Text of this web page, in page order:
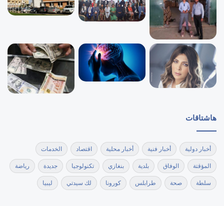
هاشتاقات
أخبار دولية أخبار فنية أخبار محلية اقتصاد الخدمات
المؤقتة الوفاق بلدية بنغازي تكنولوجيا جديدة رياضة
سلطة صحة طرابلس كورونا لك سيدتي ليبيا